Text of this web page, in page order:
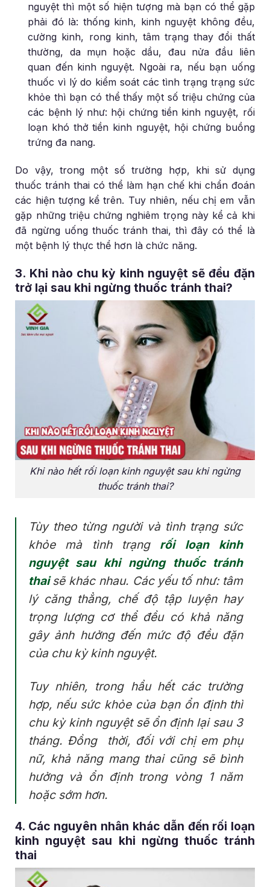
nguyệt thì một số hiện tượng mà bạn có thể gặp
phải đó là: thống kinh, kinh nguyệt không đều,
cường kinh, rong kinh, tâm trạng thay đổi thất
thường, da mụn hoặc dầu, đau nửa đầu liên
quan đến kinh nguyệt. Ngoài ra, nếu bạn uống
thuốc vì lý do kiểm soát các tình trạng trạng sức
khỏe thì bạn có thể thấy một số triệu chứng của
các bệnh lý như: hội chứng tiền kinh nguyệt, rối
loạn khó thở tiền kinh nguyệt, hội chứng buồng
trứng đa nang.
Do vậy, trong một số trường hợp, khi sử dụng
thuốc tránh thai có thể làm hạn chế khi chẩn đoán
các hiện tượng kể trên. Tuy nhiên, nếu chị em vẫn
gặp những triệu chứng nghiêm trọng này kể cả khi
đã ngừng uống thuốc tránh thai, thì đây có thể là
một bệnh lý thực thể hơn là chức năng.
3. Khi nào chu kỳ kinh nguyệt sẽ đều đặn
trở lại sau khi ngừng thuốc tránh thai?
Khi nào hết rối loạn kinh nguyệt sau khi ngừng
thuốc tránh thai?
Tùy theo từng người và tình trạng sức
khỏe mà tình trạng rối loạn kinh
nguyệt sau khi ngừng thuốc tránh
thaisẽ khác nhau. Các yếu tố như: tâm
lý căng thẳng, chế độ tập luyện hay
trọng lượng cơ thể đều có khả năng
gây ảnh hưởng đến mức độ đều đặn
của chu kỳ kinh nguyệt.
Tuy nhiên, trong hầu hết các trường
hợp, nếu sức khỏe của bạn ổn định thì
chu kỳ kinh nguyệt sẽ ổn định lại sau 3
tháng. Đồng thời, đối với chị em phụ
nữ, khả năng mang thai cũng sẽ bình
hưởng và ổn định trong vòng 1 năm
hoặc sớm hơn.
4. Các nguyên nhân khác dẫn đến rối loạn
kinh nguyệt sau khi ngừng thuốc tránh
thai